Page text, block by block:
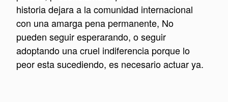
historia dejara a la comunidad internacional
con una amarga pena permanente, No
pueden seguir esperarando, o seguir
adoptando una cruel indiferencia porque lo
peor esta sucediendo, es necesario actuar ya.